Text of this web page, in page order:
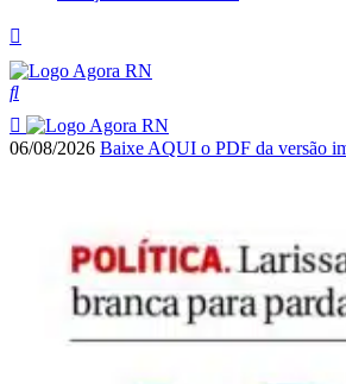
06/08/2026 Baixe AQUI o PDF da versão